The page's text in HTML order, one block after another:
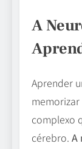
A
Aprender
memorizar
complexo
cérebro. A